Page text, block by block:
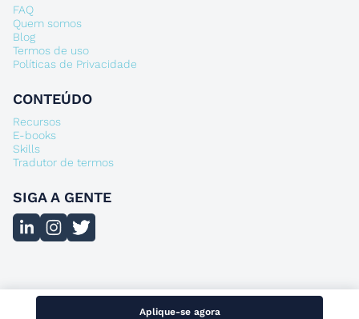
FAQ
Quem somos
Blog
Termos de uso
Políticas de Privacidade
CONTEÚDO
Recursos
E-books
Skills
Tradutor de termos
SIGA A GENTE
Aplique-se agora